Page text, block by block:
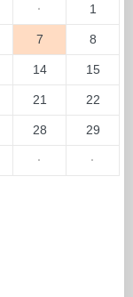
· 1
7 8
14 15
21 22
28 29
· ·